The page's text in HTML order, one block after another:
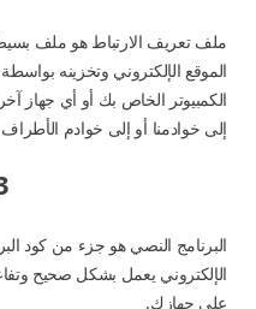
ملف تعريف الارتباط هو ملف
الموقع الإلكتروني وتخزينه
الكمبيوتر الخاص بك أو أي جهاز
إلى خوادمنا أو إلى خوادم الأطراف
3. ما هي
البرنامج النصي هو جزء من كود
الإلكتروني يعمل بشكل صحيح
على جهازك.